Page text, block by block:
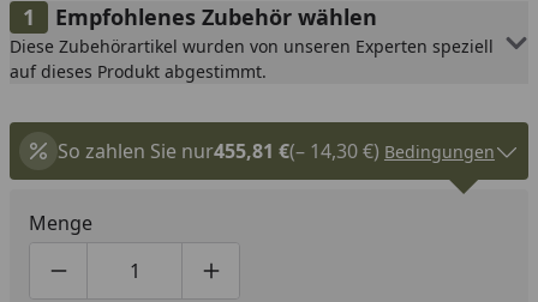
Empfohlenes Zubehör wählen
Diese Zubehörartikel wurden von unseren Experten speziell
auf dieses Produkt abgestimmt.
So zahlen Sie nur455,81 €(– 14,30 €) Bedingungen
Menge
Produktmenge um eins verringern
Produktmenge manuell eingeben
Produktmenge um eins erhöhen